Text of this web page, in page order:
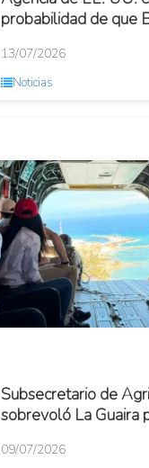
probabilidad de que
13/07/2026
Noticias
Subsecretario de
sobrevoló La Guaira
09/07/2026